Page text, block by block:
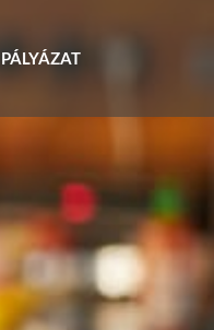
PÁLYÁZAT